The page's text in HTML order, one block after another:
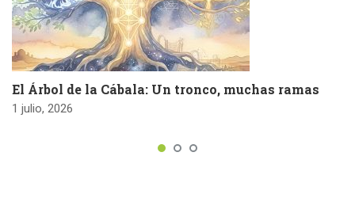
El Árbol de la Cábala: Un tronco, muchas ramas
1 julio, 2026